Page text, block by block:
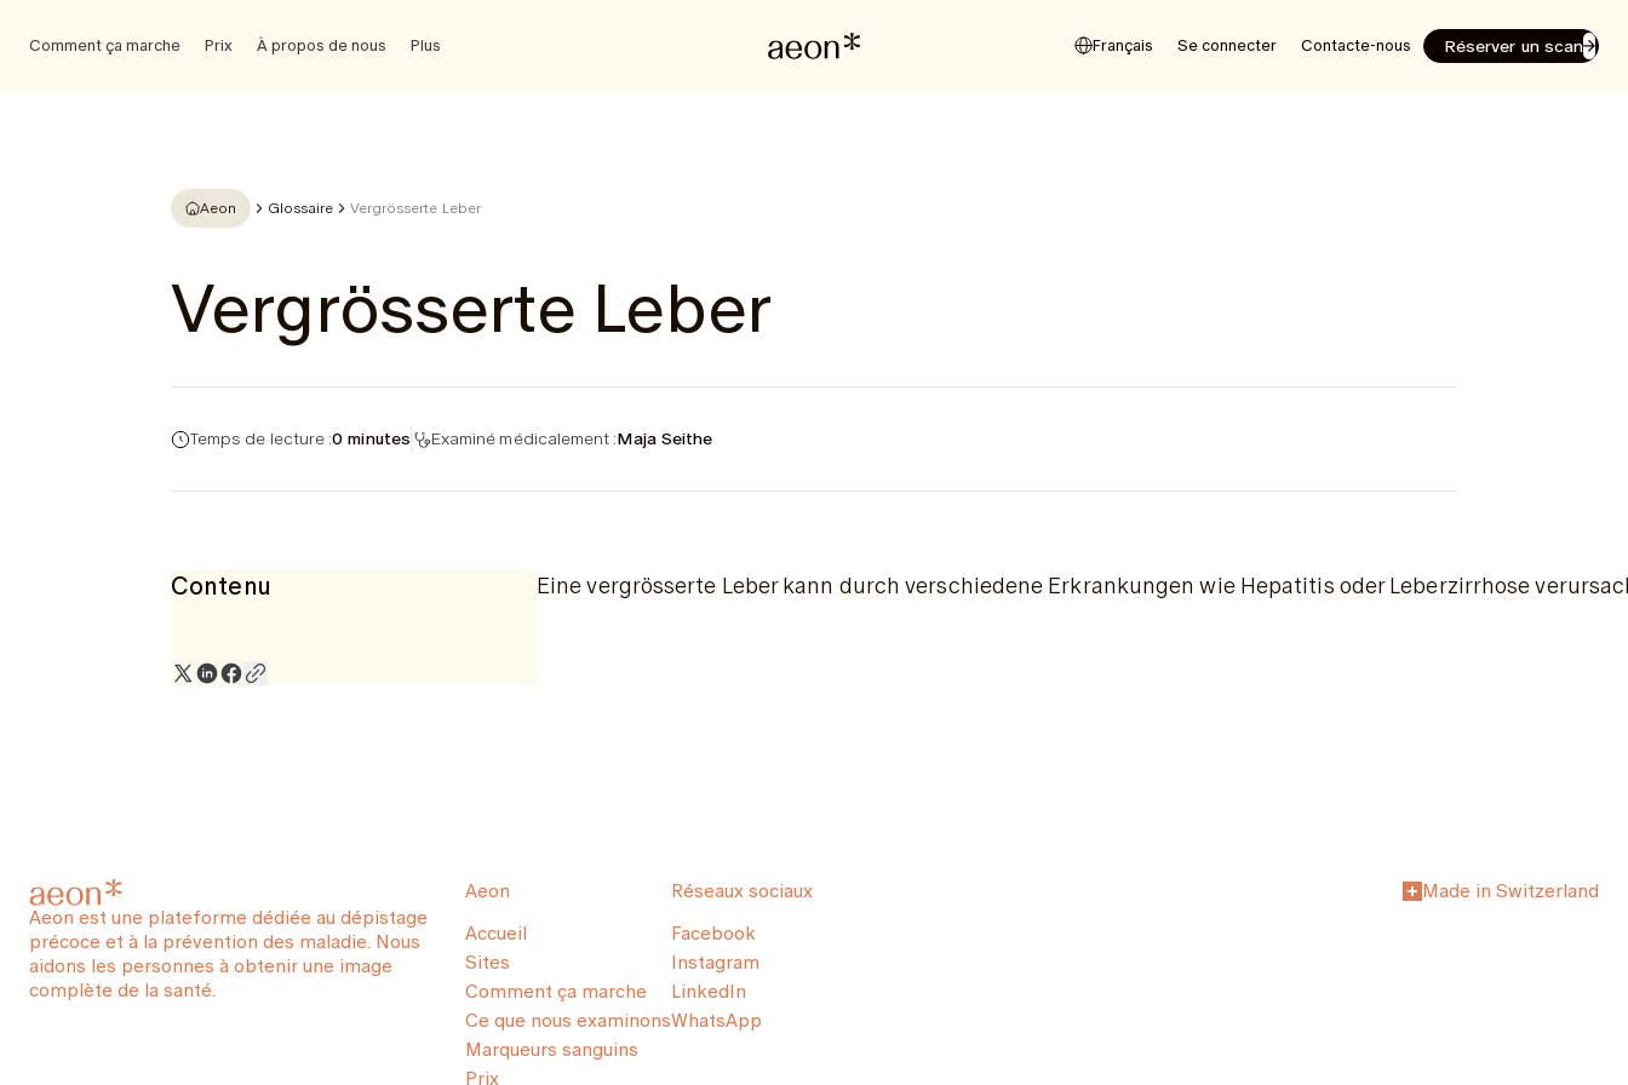
Comment ça marche Prix À propos de nous Plus Français Se connecter Contacte-nous Réserver un scan
Aeon Glossaire Vergrösserte Leber
Vergrösserte Leber
Temps de lecture :0 minutes Examiné médicalement :Maja Seithe
Contenu Eine vergrösserte Leber kann durch verschiedene Erkrankungen wie Hepatitis oder Leberzirrhose
Aeon est une plateforme dédiée au dépistage
précoce et à la prévention des maladie. Nous
aidons les personnes à obtenir une image
complète de la santé.
Aeon
Accueil
Sites
Comment ça marche
Ce que nous examinons
Marqueurs sanguins
Prix
Réseaux sociaux
Facebook
Instagram
LinkedIn
WhatsApp
Made in Switzerland